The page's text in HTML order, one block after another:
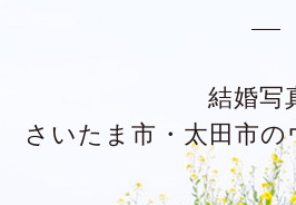
和装スタジオ
Kimono studio
太田店ギャラリ
結婚写
さいたま市・太田市